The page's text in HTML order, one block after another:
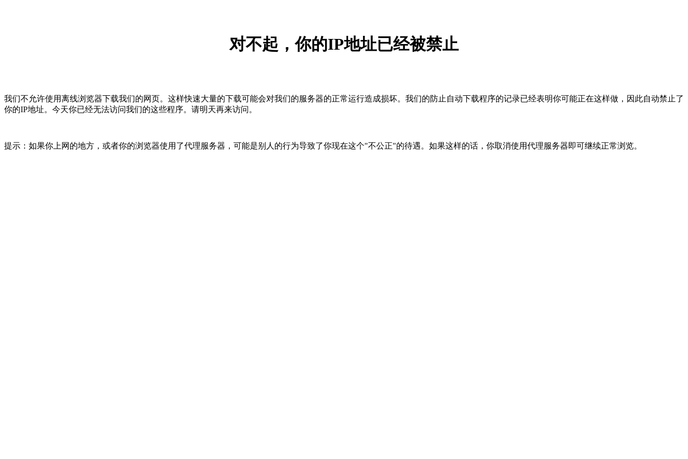
对不起，你的IP地址已经被禁止
我们不允许使用离线浏览器下载我们的网页。这样快速大量的下载可能会对我们的服务器的正常运行造成损坏。我们的防止自动下载程序的记录已经表明你可能正在这样做，因此自动禁止了
你的IP地址。今天你已经无法访问我们的这些程序。请明天再来访问。
提示：如果你上网的地方，或者你的浏览器使用了代理服务器，可能是别人的行为导致了你现在这个"不公正"的待遇。如果这样的话，你取消使用代理服务器即可继续正常浏览。